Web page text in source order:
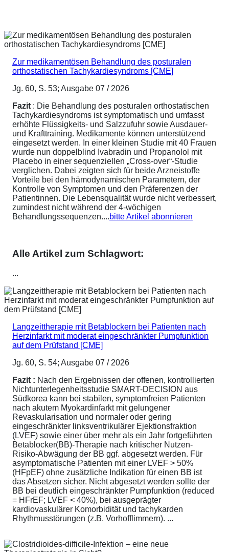
Zur medikamentösen Behandlung des posturalen
orthostatischen Tachykardiesyndroms [CME]
Jg. 60, S. 53; Ausgabe 07 / 2026
Fazit : Die Behandlung des posturalen orthostatischen
Tachykardiesyndroms ist symptomatisch und umfasst
erhöhte Flüssigkeits- und Salzzufuhr sowie Ausdauer-
und Krafttraining. Medikamente können unterstützend
eingesetzt werden. In einer kleinen Studie mit 40 Frauen
wurde nun doppelblind Ivabradin und Propanolol mit
Placebo in einer sequenziellen „Cross-over“-Studie
verglichen. Dabei zeigten sich für beide Arzneistoffe
Vorteile bei den hämodynamischen Parametern, der
Kontrolle von Symptomen und den Präferenzen der
Patientinnen. Die Lebensqualität wurde nicht verbessert,
zumindest nicht während der 4-wöchigen
Behandlungssequenzen....bitte Artikel abonnieren
Alle Artikel zum Schlagwort:
...
Langzeittherapie mit Betablockern bei Patienten nach
Herzinfarkt mit moderat eingeschränkter Pumpfunktion
auf dem Prüfstand [CME]
Jg. 60, S. 54; Ausgabe 07 / 2026
Fazit : Nach den Ergebnissen der offenen, kontrollierten
Nichtunterlegenheitsstudie SMART-DECISION aus
Südkorea kann bei stabilen, symptomfreien Patienten
nach akutem Myokardinfarkt mit gelungener
Revaskularisation und normaler oder gering
eingeschränkter linksventrikulärer Ejektionsfraktion
(LVEF) sowie einer über mehr als ein Jahr fortgeführten
Betablocker(BB)-Therapie nach kritischer Nutzen-
Risiko-Abwägung der BB ggf. abgesetzt werden. Für
asymptomatische Patienten mit einer LVEF > 50%
(HFpEF) ohne zusätzliche Indikation für einen BB ist
das Absetzen sicher. Nicht abgesetzt werden sollte der
BB bei deutlich eingeschränkter Pumpfunktion (reduced
= HFrEF; LVEF < 40%), bei ausgeprägter
kardiovaskulärer Komorbidität und tachykarden
Rhythmusstörungen (z.B. Vorhofflimmern). ...